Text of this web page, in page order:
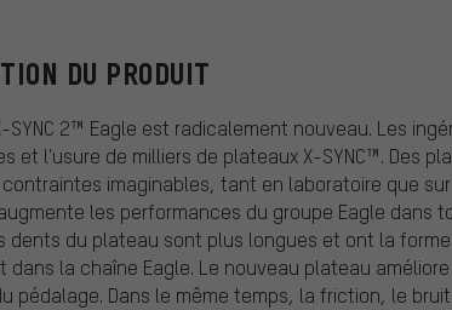
DU PRODUIT
SYNC 2™ Eagle est radicalement nouveau. Les
et l'usure de milliers de plateaux X-SYNC™. Des
imaginables, tant en laboratoire que
les performances du groupe Eagle dans
dents du plateau sont plus longues et ont la
dans la chaîne Eagle. Le nouveau plateau
pédalage. Dans le même temps, la friction, le